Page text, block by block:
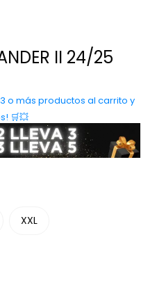
II 24/25
o más productos al carrito y
🛒💥
XXL